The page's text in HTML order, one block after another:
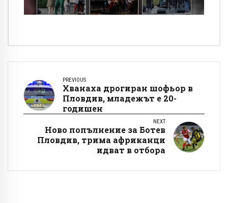
PREVIOUS
Хванаха дрогиран шофьор в
Пловдив, младежът е 20-
годишен
NEXT
Ново попълнение за Ботев
Пловдив, трима африканци
идват в отбора